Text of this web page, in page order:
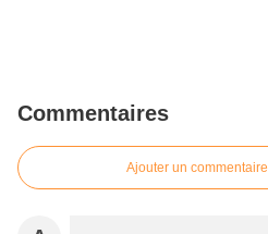
Commentaires
Ajouter un commentaire